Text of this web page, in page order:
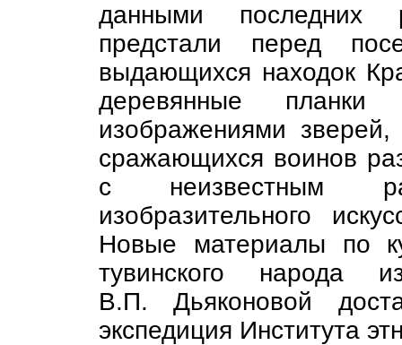
данными последних
предстали перед
выдающихся находок
деревянные
изображениями
сражающихся воинов
с неизвестным
изобразительного
Новые материалы по
тувинского
В.П. Дьяконовой
экспедиция Института